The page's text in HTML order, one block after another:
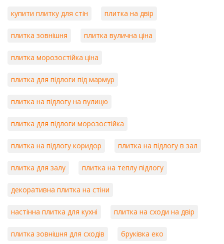
купити плитку для стін плитка на двір
плитка зовнішня плитка вулична ціна
плитка морозостійка ціна
плитка для підлоги під мармур
плитка на підлогу на вулицю
плитка для підлоги морозостійка
плитка на підлогу коридор плитка на підлогу в зал
плитка для залу плитка на теплу підлогу
декоративна плитка на стіни
настінна плитка для кухні плитка на сходи на двір
плитка зовнішня для сходів бруківка еко